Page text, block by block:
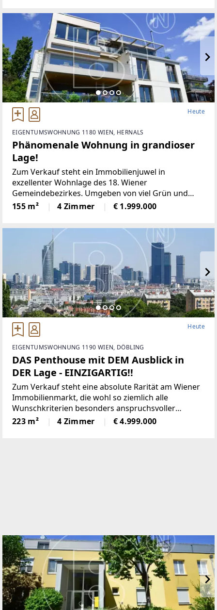
Heute
EIGENTUMSWOHNUNG 1180 WIEN, HERNALS
Phänomenale Wohnung in grandioser
Lage!
Zum Verkauf steht ein Immobilienjuwel in
exzellenter Wohnlage des 18. Wiener
Gemeindebezirkes. Umgeben von viel Grün und
Ruhe und doch mit kompletter städtischer
Infrastruktur und guter öffentlicher
155 m² 4 Zimmer € 1.999.000
Heute
EIGENTUMSWOHNUNG 1190 WIEN, DÖBLING
DAS Penthouse mit DEM Ausblick in
DER Lage - EINZIGARTIG!!
Zum Verkauf steht eine absolute Rarität am Wiener
Immobilienmarkt, die wohl so ziemlich alle
Wunschkriterien besonders anspruchsvoller
Interessenten erfüllt: Absolute Bestlage im
exklusiven 19. Bezirk (Döbling).Spektakuläre
223 m² 4 Zimmer € 4.999.000